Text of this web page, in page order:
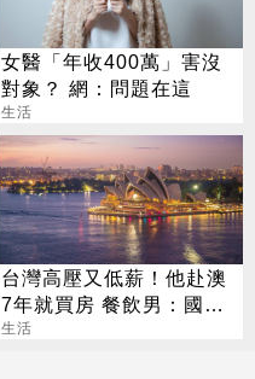
女醫「年收400萬」害沒
對象？ 網：問題在這
生活
台灣高壓又低薪！他赴澳
7年就買房 餐飲男：國外
月亮真的比較圓
生活